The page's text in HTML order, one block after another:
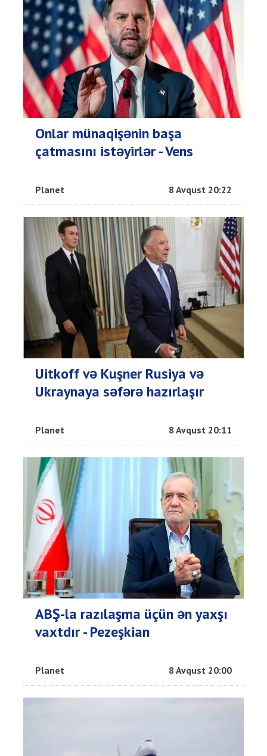
Onlar münaqişənin başa
çatmasını istəyirlər - Vens
Planet 8 Avqust 20:22
Uitkoff və Kuşner Rusiya və
Ukraynaya səfərə hazırlaşır
Planet 8 Avqust 20:11
ABŞ-la razılaşma üçün ən yaxşı
vaxtdır - Pezeşkian
Planet 8 Avqust 20:00